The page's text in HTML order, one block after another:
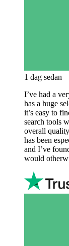
1 dag sedan
I’ve had a
has a huge
it’s easy to
search tools
overall
has been
and I’ve
would